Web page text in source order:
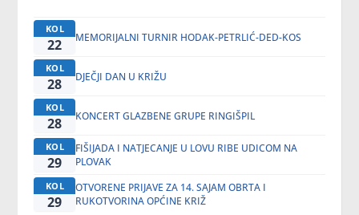
KOL
22 MEMORIJALNI TURNIR HODAK-PETRLIĆ-DED-KOS
KOL
28 DJEČJI DAN U KRIŽU
KOL
28 KONCERT GLAZBENE GRUPE RINGIŠPIL
KOL
29
FIŠIJADA I NATJECANJE U LOVU RIBE UDICOM NA
PLOVAK
KOL
29
OTVORENE PRIJAVE ZA 14. SAJAM OBRTA I
RUKOTVORINA OPĆINE KRIŽ